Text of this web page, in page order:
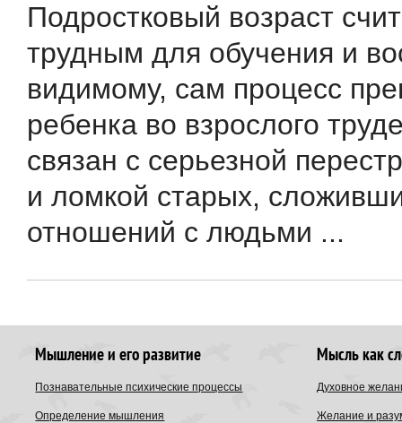
Подростковый возраст
трудным для обучения и
видимому, сам процесс
ребенка во взрослого
связан с серьезной
и ломкой старых,
отношений с людьми ...
Мышление и его развитие
Познавательные психические процессы
Определение мышления
Мысль как
Духовное
Желание и